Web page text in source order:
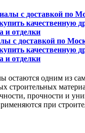
с доставкой по
качественную
и отделки
остаются одним из
строительных
прочности и
при